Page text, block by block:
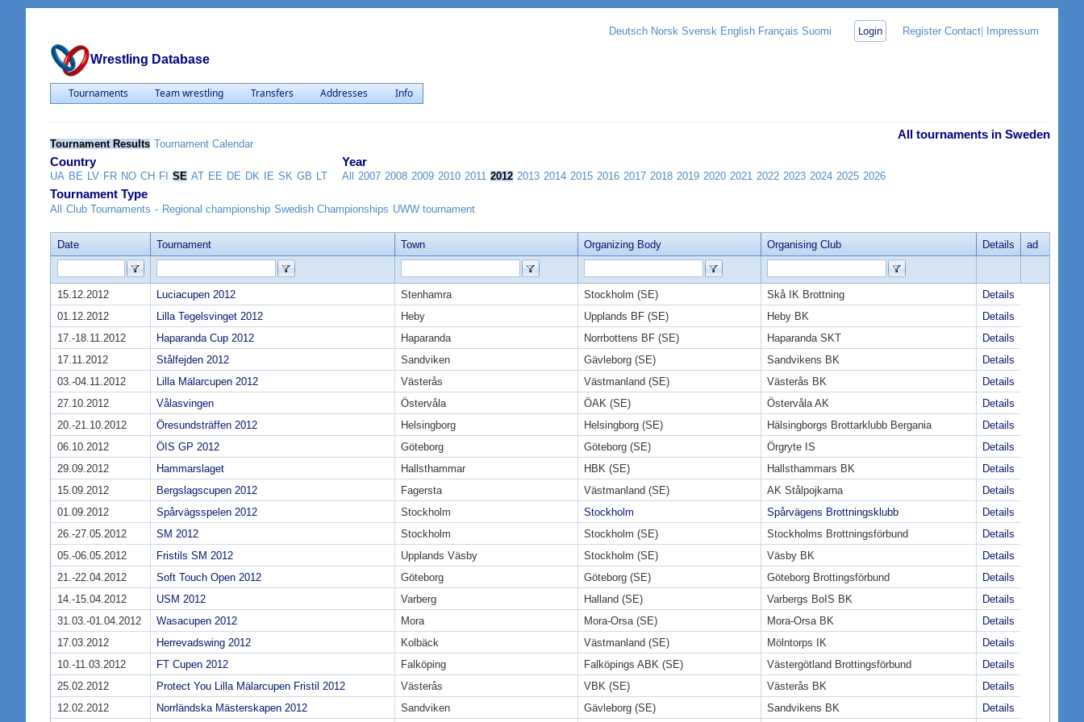
Wrestling Database
Deutsch Norsk Svensk English Français Suomi Login Register Contact Impressum
Tournaments Team wrestling Transfers Addresses Info
Tournament Results Tournament Calendar
All tournaments in Sweden
Country
UA BE LV FR NO CH FI SE AT EE DE DK IE SK GB LT
Year
All 2007 2008 2009 2010 2011 2012 2013 2014 2015 2016 2017 2018 2019 2020 2021 2022 2023 2024 2025 2026
Tournament Type
All Club Tournaments - Regional championship Swedish Championships UWW tournament
Date Tournament Town Organizing Body Organising Club Details ad
15.12.2012 Luciacupen 2012 Stenhamra Stockholm (SE) Skå IK Brottning
Details
01.12.2012
Lilla Tegelsvinget 2012 Heby Upplands BF (SE) Heby BK
Details
17.-18.11.2012
Haparanda Cup 2012 Haparanda Norrbottens BF (SE) Haparanda SKT
Details
17.11.2012
Stålfejden 2012 Sandviken Gävleborg (SE) Sandvikens BK
Details
03.-04.11.2012
Lilla Mälarcupen 2012 Västerås Västmanland (SE) Västerås BK
Details
27.10.2012
Vålasvingen Östervåla ÖAK (SE) Östervåla AK
Details
20.-21.10.2012
Öresundsträffen 2012 Helsingborg Helsingborg (SE) Hälsingborgs Brottarklubb Bergania
Details
06.10.2012
ÖIS GP 2012 Göteborg Göteborg (SE) Örgryte IS
Details
29.09.2012
Hammarslaget Hallsthammar HBK (SE) Hallsthammars BK
Details
15.09.2012
Bergslagscupen 2012 Fagersta Västmanland (SE) AK Stålpojkarna
Details
01.09.2012
Spårvägsspelen 2012 Stockholm Stockholm Spårvägens Brottningsklubb
Details
26.-27.05.2012
SM 2012 Stockholm Stockholm (SE) Stockholms Brottningsförbund
Details
05.-06.05.2012
Fristils SM 2012 Upplands Väsby Stockholm (SE) Väsby BK
Details
21.-22.04.2012
Soft Touch Open 2012 Göteborg Göteborg (SE) Göteborg Brottingsförbund
Details
14.-15.04.2012
USM 2012 Varberg Halland (SE) Varbergs BoIS BK
Details
31.03.-01.04.2012
Wasacupen 2012 Mora Mora-Orsa (SE) Mora-Orsa BK
Details
17.03.2012
Herrevadswing 2012 Kolbäck Västmanland (SE) Mölntorps IK
Details
10.-11.03.2012
FT Cupen 2012 Falköping Falköpings ABK (SE) Västergötland Brottingsförbund
Details
25.02.2012
Protect You Lilla Mälarcupen Fristil 2012 Västerås VBK (SE) Västerås BK
Details
12.02.2012
Norrländska Mästerskapen 2012 Sandviken Gävleborg (SE) Sandvikens BK Details